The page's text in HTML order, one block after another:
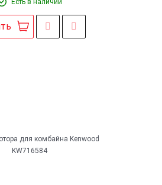
Есть в наличии